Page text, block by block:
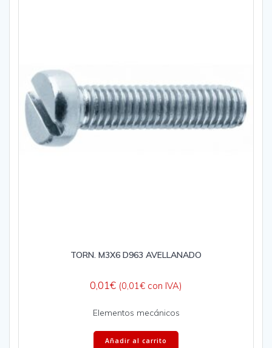
TORN. M3X6 D963 AVELLANADO
0,01€ (0,01€ con IVA)
Elementos mecánicos
Añadir al carrito